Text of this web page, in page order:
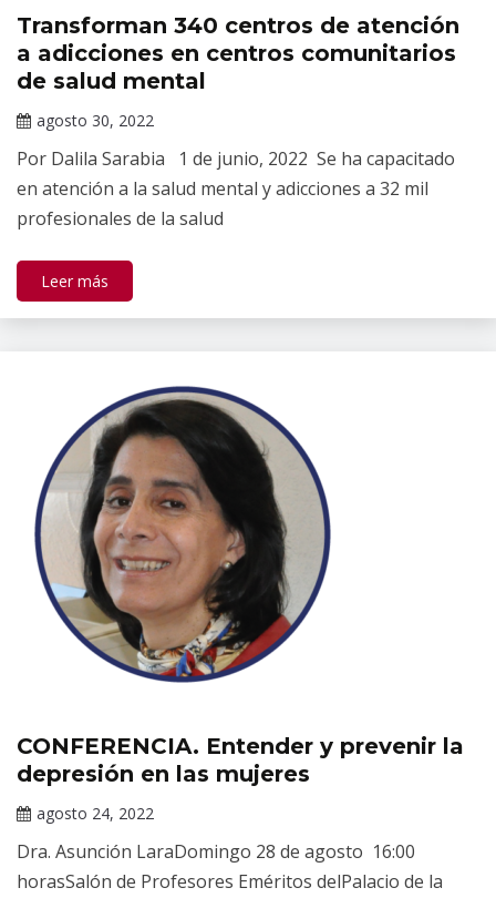
Noticias
Transforman 340 centros de atención
a adicciones en centros comunitarios
de salud mental
agosto 30, 2022
Gallardo
Por Dalila Sarabia 1 de junio, 2022 Se ha capacitado
en atención a la salud mental y adicciones a 32 mil
profesionales de la salud
Leer más
Eventos
CONFERENCIA. Entender y prevenir la
depresión en las mujeres
agosto 24, 2022
Ramírez
Dra. Asunción LaraDomingo 28 de agosto 16:00
horasSalón de Profesores Eméritos delPalacio de la